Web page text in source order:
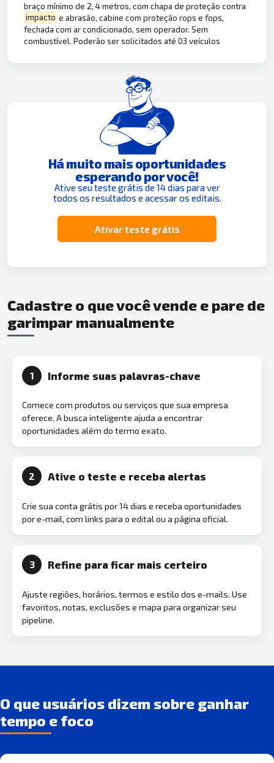
braço mínimo de 2, 4 metros, com chapa de proteção contra
impacto e abrasão, cabine com proteção rops e fops,
fechada com ar condicionado, sem operador. Sem
combustível. Poderão ser solicitados até 03 veículos
Há muito mais oportunidades
esperando por você!
Ative seu teste grátis de 14 dias para ver
todos os resultados e acessar os editais.
Ativar teste grátis
Cadastre o que você vende e pare de
garimpar manualmente
1 Informe suas palavras-chave
Comece com produtos ou serviços que sua empresa
oferece. A busca inteligente ajuda a encontrar
oportunidades além do termo exato.
2 Ative o teste e receba alertas
Crie sua conta grátis por 14 dias e receba oportunidades
por e-mail, com links para o edital ou a página oficial.
3 Refine para ficar mais certeiro
Ajuste regiões, horários, termos e estilo dos e-mails. Use
favoritos, notas, exclusões e mapa para organizar seu
pipeline.
O que usuários dizem sobre ganhar
tempo e foco